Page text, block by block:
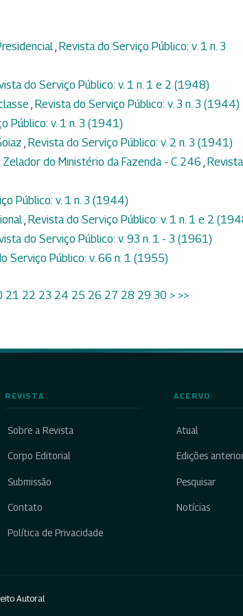
, Revista do Serviço Público: v. 1 n. 3
do Serviço Público: v. 1 n. 1 e 2 (1948)
, Revista do Serviço Público: v. 3 n. 3 (1944)
Público: v. 1 n. 3 (1941)
, Revista do Serviço Público: v. 2 n. 3 (1941)
do Ministério da Fazenda - C.246 , Revista
Público: v. 1 n. 3 (1944)
, Revista do Serviço Público: v. 1 n. 1 e 2
do Serviço Público: v. 93 n. 1 - 3 (1961)
Serviço Público: v. 66 n. 1 (1955)
21 22 23 24 25 26 27 28 29 30 > >>
REVISTA
Sobre a Revista
Corpo Editorial
Submissão
Contato
Política de Privacidade
ACERVO
Atual
Edições
Pesquisar
Notícias
Autoral